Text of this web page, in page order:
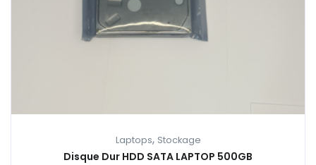
Laptops, Stockage
Disque Dur HDD SATA LAPTOP 500GB